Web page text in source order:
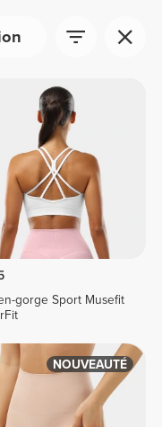
gorge Sport Musefit
NOUVEAUTÉ